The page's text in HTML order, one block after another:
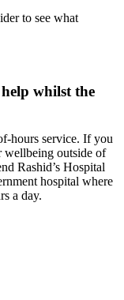
to see what
whilst the
hours service. If you
wellbeing outside of
Rashid’s Hospital
hospital where
a day.